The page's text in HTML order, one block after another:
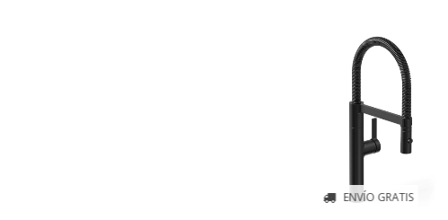
ENVÍO GRATIS